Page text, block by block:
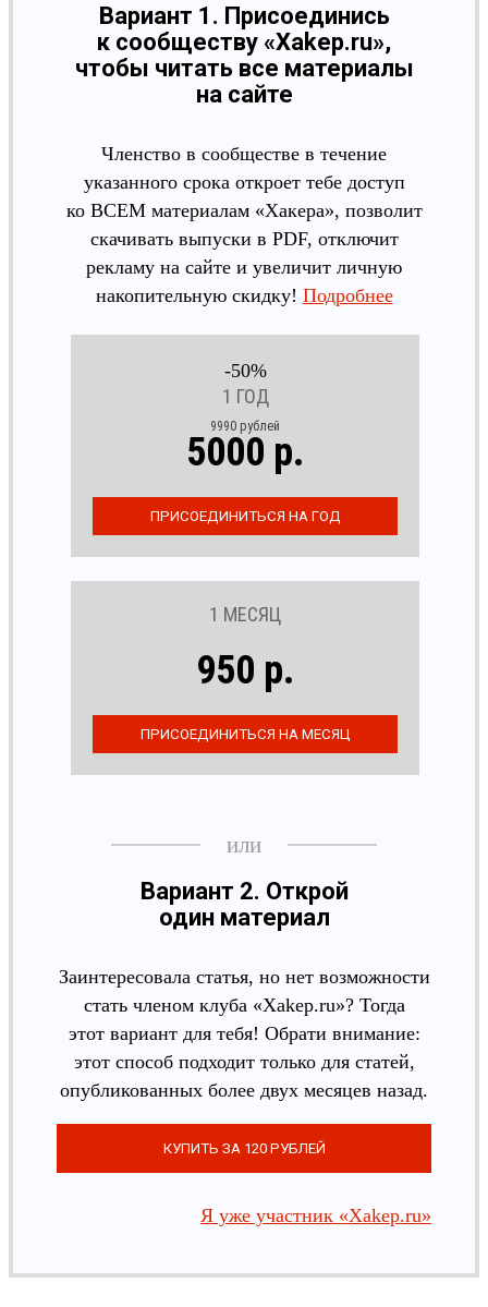
Вариант 1. Присоединись
к сообществу «Xakep.ru»,
чтобы читать все материалы
на сайте
Членство в сообществе в течение
указанного срока откроет тебе доступ
ко ВСЕМ материалам «Хакера», позволит
скачивать выпуски в PDF, отключит
рекламу на сайте и увеличит личную
накопительную скидку! Подробнее
-50%
1 ГОД
9990 рублей
5000 р.
1 МЕСЯЦ
950 р.
Вариант 2. Открой
один материал
Заинтересовала статья, но нет возможности
стать членом клуба «Xakep.ru»? Тогда
этот вариант для тебя! Обрати внимание:
этот способ подходит только для статей,
опубликованных более двух месяцев назад.
Я уже участник «Xakep.ru»